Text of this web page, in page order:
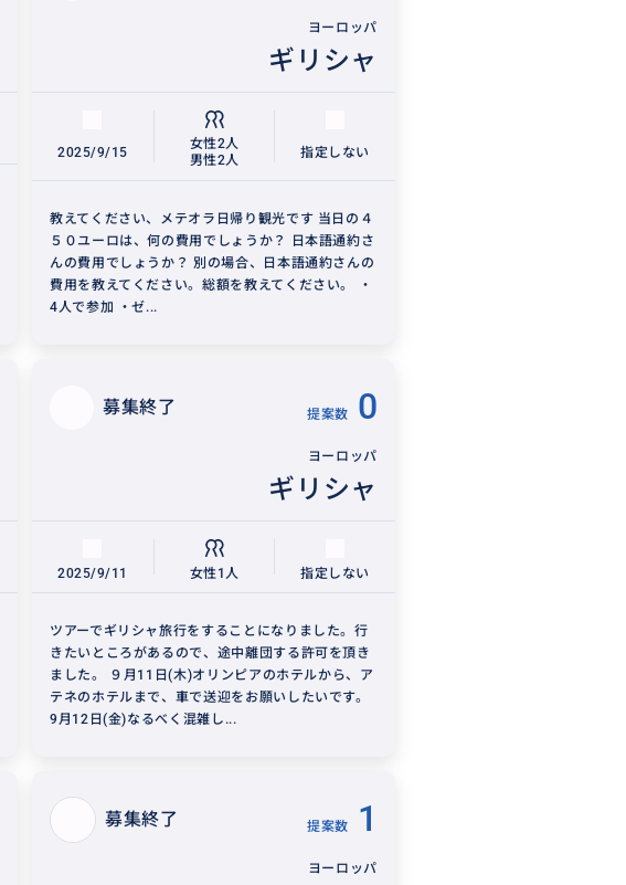
ヨーロッパ
ギリシャ
2025/9/15
女性2人
男性2人
指定しない
教えてください、メテオラ日帰り観光です 当日の４
５０ユーロは、何の費用でしょうか？ 日本語通約さ
んの費用でしょうか？ 別の場合、日本語通約さんの
費用を教えてください。総額を教えてください。 ・
4人で参加 ・ゼ...
募集終了 提案数 0
ヨーロッパ
ギリシャ
2025/9/11 女性1人 指定しない
ツアーでギリシャ旅行をすることになりました。行
きたいところがあるので、途中離団する許可を頂き
ました。 ９月11日(木)オリンピアのホテルから、ア
テネのホテルまで、車で送迎をお願いしたいです。
9月12日(金)なるべく混雑し...
募集終了 提案数 1
ヨーロッパ